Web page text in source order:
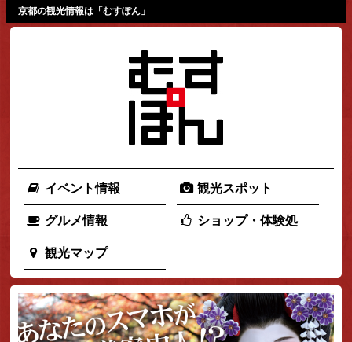
京都の観光情報は「むすぽん」
イベント情報 観光スポット
グルメ情報 ショップ・体験処
観光マップ